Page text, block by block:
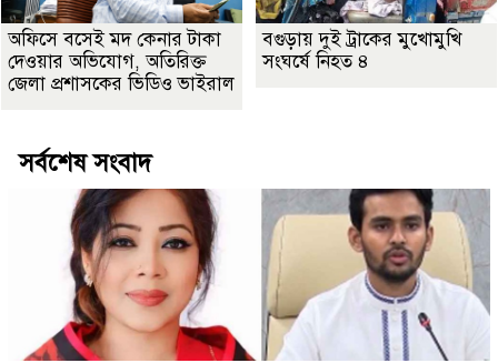
অফিসে বসেই মদ কেনার টাকা
দেওয়ার অভিযোগ, অতিরিক্ত
জেলা প্রশাসকের ভিডিও ভাইরাল
বগুড়ায় দুই ট্রাকের মুখোমুখি
সংঘর্ষে নিহত ৪
সর্বশেষ সংবাদ